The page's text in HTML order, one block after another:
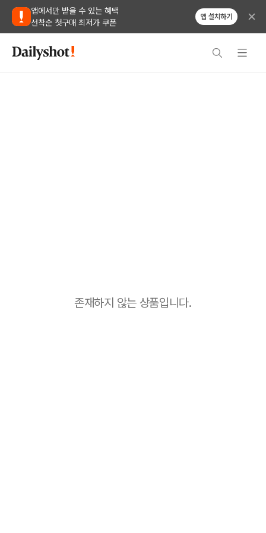
앱에서만 받을 수 있는 혜택
선착순 첫구매 최저가 쿠폰
앱 설치하기
존재하지 않는 상품입니다.